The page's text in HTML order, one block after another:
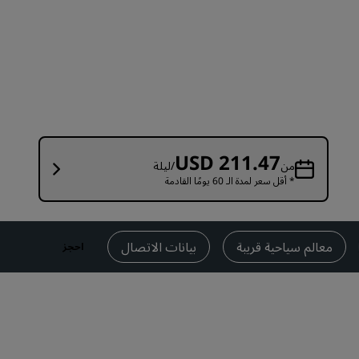
تفضل بزيارة مدونتنا
Radisson Rewards
استكشف برنامج Radisson Rewards
المزايا
كيفية استخدام النقاط
منUSD 211.47/ليلة
* أقل سعر لمدة الـ 60 يومًا القادمة
معالم سياحية قريبة بيانات الاتصال احجز